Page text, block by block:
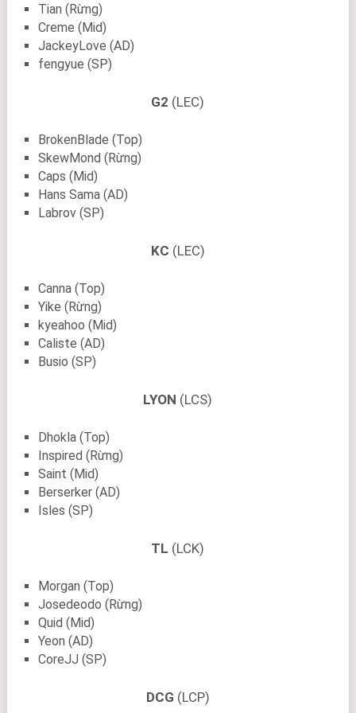
Tian (Rừng)
Creme (Mid)
JackeyLove (AD)
fengyue (SP)
G2 (LEC)
BrokenBlade (Top)
SkewMond (Rừng)
Caps (Mid)
Hans Sama (AD)
Labrov (SP)
KC (LEC)
Canna (Top)
Yike (Rừng)
kyeahoo (Mid)
Caliste (AD)
Busio (SP)
LYON (LCS)
Dhokla (Top)
Inspired (Rừng)
Saint (Mid)
Berserker (AD)
Isles (SP)
TL (LCK)
Morgan (Top)
Josedeodo (Rừng)
Quid (Mid)
Yeon (AD)
CoreJJ (SP)
DCG (LCP)